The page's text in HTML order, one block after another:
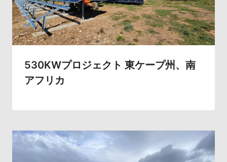
530KWプロジェクト 東ケープ州、南
アフリカ